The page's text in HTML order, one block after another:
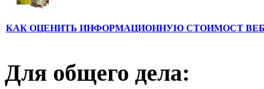
КАК ОЦЕНИТЬ ИНФОРМАЦИОННУЮ СТОИМОСТ
Для общего дела: